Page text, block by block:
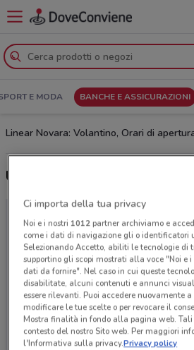
E MODA BANCHE E ASSICURAZIONI
Linear Novara: Volantino, Orari di
Ultime offerte del volantino
Ci importa della tua privacy
Noi e i nostri 1012partner archiviamo e
come i dati di navigazione gli o identificatori
Selezionando Accetto, abiliti le tecnologie di
supportino gli scopi mostrati alla voce "Noi e
dati da fornire". Nel caso in cui queste
disabilitate, alcuni contenuti e annunci
essere rilevanti. Puoi accedere nuovamente
modificare le tue scelte o per revocare il
Mostra finalità in fondo alla pagina web.
contesto del nostro Sito web. Per maggiori
l'Informativa sulla privacy.Privacy policy